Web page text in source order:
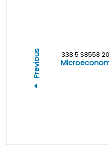
Previous 338.5 S8558